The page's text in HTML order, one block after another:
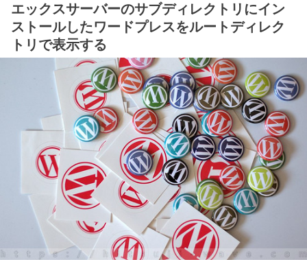
エックスサーバーのサブディレクトリにイン
ストールしたワードプレスをルートディレク
トリで表示する